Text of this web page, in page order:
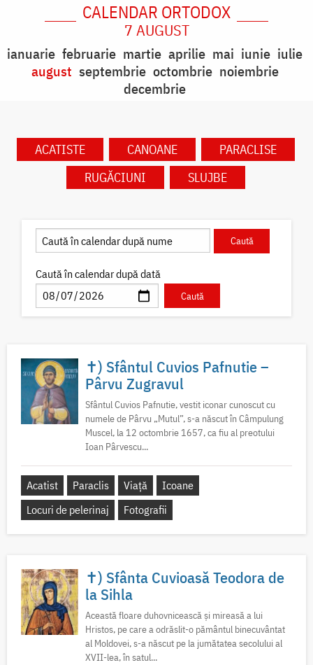
CALENDAR ORTODOX
7 AUGUST
ianuarie februarie martie aprilie mai iunie iulie
august septembrie octombrie noiembrie
decembrie
ACATISTE CANOANE
PARACLISE
RUGĂCIUNI
SLUJBE
Caută în calendar după dată
✝) Sfântul Cuvios Pafnutie –
Pârvu Zugravul
Sfântul Cuvios Pafnutie, vestit iconar cunoscut cu
numele de Pârvu „Mutul”, s-a născut în Câmpulung
Muscel, la 12 octombrie 1657, ca fiu al preotului
Ioan Pârvescu...
Acatist Paraclis Viață
Icoane
Locuri de pelerinaj
Fotografii
✝) Sfânta Cuvioasă Teodora de
la Sihla
Această floare duhovnicească și mireasă a lui
Hristos, pe care a odrăslit-o pământul binecuvântat
al Moldovei, s-a născut pe la jumătatea secolului al
XVII-lea, în satul...